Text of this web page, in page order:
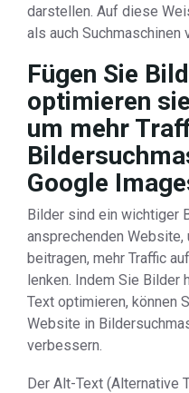
darstellen. Auf diese
als auch
Fügen Sie
optimieren
um mehr
Google
Bilder sind ein wichtiger
ansprechenden Website,
beitragen, mehr Traffic
lenken. Indem Sie Bilder
Text optimieren, können
Website in
verbessern.
Der Alt-Text (Alternative